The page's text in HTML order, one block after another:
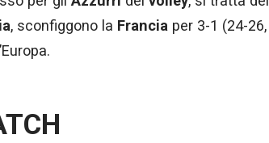
, sconfiggono la Francia per 3-1 (24-26,